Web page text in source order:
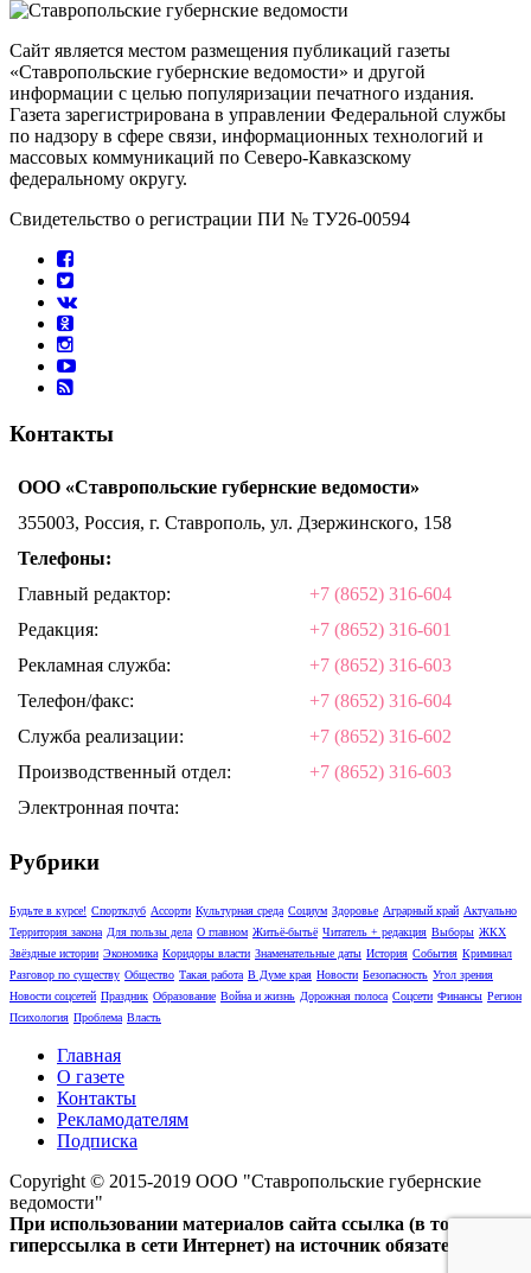
Сайт является местом размещения публикаций газеты
«Ставропольские губернские ведомости» и другой
информации с целью популяризации печатного издания.
Газета зарегистрирована в управлении Федеральной службы
по надзору в сфере связи, информационных технологий и
массовых коммуникаций по Северо-Кавказскому
федеральному округу.
Свидетельство о регистрации ПИ № ТУ26-00594
Контакты
ООО «Ставропольские губернские ведомости»
355003, Россия, г. Ставрополь, ул. Дзержинского, 158
Телефоны:
Главный редактор:
+7 (8652) 316-604
Редакция:
+7 (8652) 316-601
Рекламная служба:
+7 (8652) 316-603
Телефон/факс:
+7 (8652) 316-604
Служба реализации:
+7 (8652) 316-602
Производственный отдел:
+7 (8652) 316-603
Электронная почта:
Рубрики
Будьте в курсе! Спортклуб Ассорти Культурная среда Социум Здоровье Аграрный край Актуально
Территория закона Для пользы дела О главном Житьё-бытьё Читатель + редакция Выборы ЖКХ
Звёздные истории Экономика Коридоры власти Знаменательные даты История События Криминал
Разговор по существу Общество Такая работа В Думе края Новости Безопасность Угол зрения
Новости соцсетей Праздник Образование Война и жизнь Дорожная полоса Соцсети Финансы Регион
Психология Проблема Власть
Главная
О газете
Контакты
Рекламодателям
Подписка
Copyright © 2015-2019 ООО "Ставропольские губернские
ведомости"
При использовании материалов сайта ссылка (в том числе,
гиперссылка в сети Интернет) на источник обязательна.